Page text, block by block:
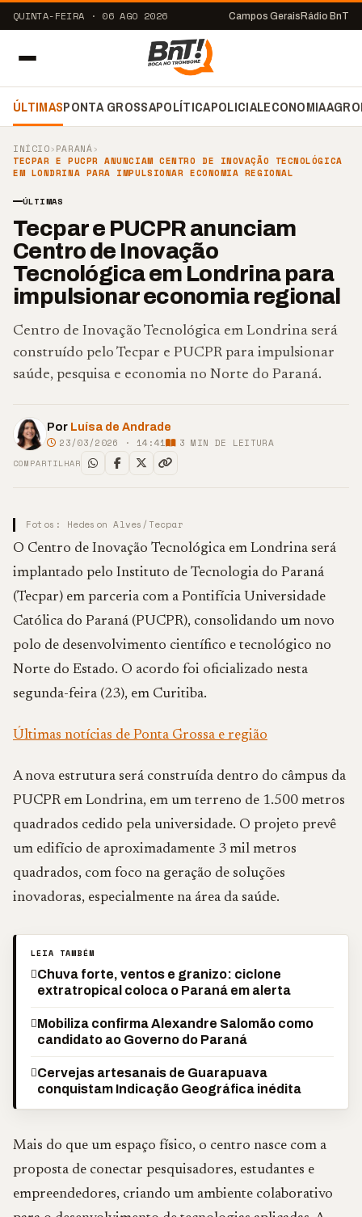
QUINTA-FEIRA · 06 AGO 2026 Campos Gerais Rádio BnT
ÚLTIMASPONTA GROSSAPOLÍTICAPOLICIALECONOMIA
INÍCIO›PARANÁ›
TECPAR E PUCPR ANUNCIAM CENTRO DE INOVAÇÃO TECNOLÓGICA
EM LONDRINA PARA IMPULSIONAR ECONOMIA REGIONAL
ÚLTIMAS
Tecpar e PUCPR anunciam
Centro de Inovação
Tecnológica em Londrina para
impulsionar economia regional
Centro de Inovação Tecnológica em Londrina será
construído pelo Tecpar e PUCPR para impulsionar
saúde, pesquisa e economia no Norte do Paraná.
Por Luísa de Andrade
23/03/2026 · 14:41 3 MIN DE LEITURA
COMPARTILHAR
Fotos: Hedeson Alves/Tecpar
O Centro de Inovação Tecnológica em Londrina será
implantado pelo Instituto de Tecnologia do Paraná
(Tecpar) em parceria com a Pontifícia Universidade
Católica do Paraná (PUCPR), consolidando um novo
polo de desenvolvimento científico e tecnológico no
Norte do Estado. O acordo foi oficializado nesta
segunda-feira (23), em Curitiba.
Últimas notícias de Ponta Grossa e região
A nova estrutura será construída dentro do câmpus da
PUCPR em Londrina, em um terreno de 1.500 metros
quadrados cedido pela universidade. O projeto prevê
um edifício de aproximadamente 3 mil metros
quadrados, com foco na geração de soluções
inovadoras, especialmente na área da saúde.
LEIA TAMBÉM
Chuva forte, ventos e granizo: ciclone
extratropical coloca o Paraná em alerta
Mobiliza confirma Alexandre Salomão como
candidato ao Governo do Paraná
Cervejas artesanais de Guarapuava
conquistam Indicação Geográfica inédita
Mais do que um espaço físico, o centro nasce com a
proposta de conectar pesquisadores, estudantes e
empreendedores, criando um ambiente colaborativo